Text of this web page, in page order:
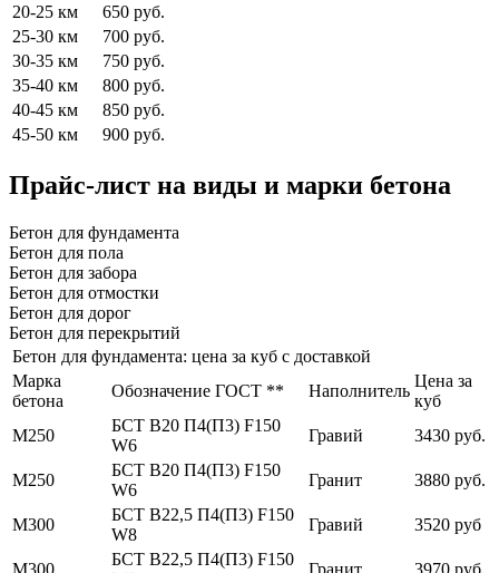
20-25 км
650 руб.
25-30 км
700 руб.
30-35 км
750 руб.
35-40 км
800 руб.
40-45 км
850 руб.
45-50 км
900 руб.
Прайс-лист на виды и марки бетона
Бетон для фундамента
Бетон для пола
Бетон для забора
Бетон для отмостки
Бетон для дорог
Бетон для перекрытий
Бетон для фундамента: цена за куб с доставкой
Марка
бетона
Обозначение ГОСТ ** Наполнитель
Цена за
куб
М250
БСТ В20 П4(П3) F150
W6
Гравий 3430 руб.
М250
БСТ В20 П4(П3) F150
W6
Гранит 3880 руб.
М300
БСТ В22,5 П4(П3) F150
W8
Гравий 3520 руб
М300
БСТ В22,5 П4(П3) F150
Гранит 3970 руб.